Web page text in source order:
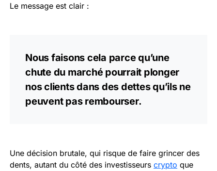
Le message est clair :
Nous faisons cela parce qu’une
chute du marché pourrait plonger
nos clients dans des dettes qu’ils ne
peuvent pas rembourser.
Une décision brutale, qui risque de faire grincer des
dents, autant du côté des investisseurs crypto que